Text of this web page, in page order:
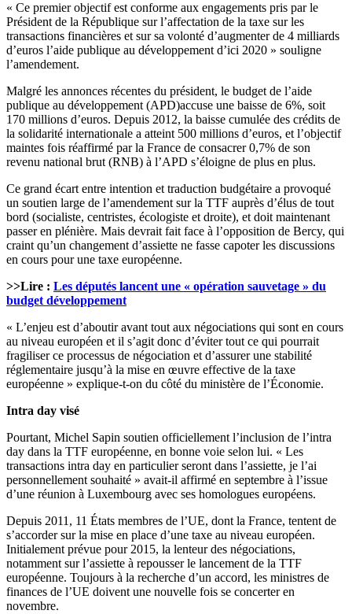
« Ce premier objectif est conforme aux engagements pris par le
Président de la République sur l’affectation de la taxe sur les
transactions financières et sur sa volonté d’augmenter de 4 milliards
d’euros l’aide publique au développement d’ici 2020 » souligne
l’amendement.
Malgré les annonces récentes du président, le budget de l’aide
publique au développement (APD)accuse une baisse de 6%, soit
170 millions d’euros. Depuis 2012, la baisse cumulée des crédits de
la solidarité internationale a atteint 500 millions d’euros, et l’objectif
maintes fois réaffirmé par la France de consacrer 0,7% de son
revenu national brut (RNB) à l’APD s’éloigne de plus en plus.
Ce grand écart entre intention et traduction budgétaire a provoqué
un soutien large de l’amendement sur la TTF auprès d’élus de tout
bord (socialiste, centristes, écologiste et droite), et doit maintenant
passer en plénière. Mais devrait fait face à l’opposition de Bercy, qui
craint qu’un changement d’assiette ne fasse capoter les discussions
en cours pour une taxe européenne.
>>Lire : Les députés lancent une « opération sauvetage » du
budget développement
« L’enjeu est d’aboutir avant tout aux négociations qui sont en cours
au niveau européen et il s’agit donc d’éviter tout ce qui pourrait
fragiliser ce processus de négociation et d’assurer une stabilité
réglementaire jusqu’à la mise en œuvre effective de la taxe
européenne » explique-t-on du côté du ministère de l’Économie.
Intra day visé
Pourtant, Michel Sapin soutien officiellement l’inclusion de l’intra
day dans la TTF européenne, en bonne voie selon lui. « Les
transactions intra day en particulier seront dans l’assiette, je l’ai
personnellement souhaité » avait-il affirmé en septembre à l’issue
d’une réunion à Luxembourg avec ses homologues européens.
Depuis 2011, 11 États membres de l’UE, dont la France, tentent de
s’accorder sur la mise en place d’une taxe au niveau européen.
Initialement prévue pour 2015, la lenteur des négociations,
notamment sur l’assiette à repousser le lancement de la TTF
européenne. Toujours à la recherche d’un accord, les ministres de
finances de l’UE doivent une nouvelle fois se concerter en
novembre.